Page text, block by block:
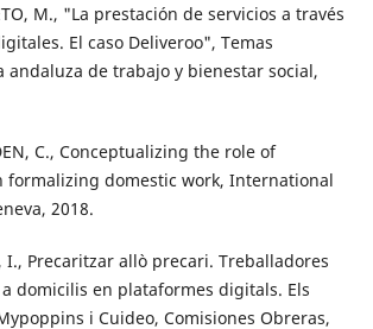
M., "La prestación de servicios a través
El caso Deliveroo", Temas
andaluza de trabajo y bienestar social,
C., Conceptualizing the role of
formalizing domestic work, International
2018.
I., Precaritzar allò precari. Treballadores
domicilis en plataformes digitals. Els
i Cuideo, Comisiones Obreras,